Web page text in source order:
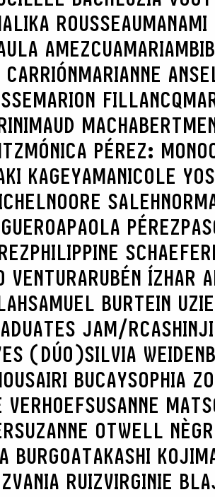
ROUSSEAUMANAMI
AMEZCUA
MARIANNE
MARION FILLANCQ
MAUD MACHABERT
MÓNICA PÉREZ:
KAGEYAMANICOLE
NOORE SALEH
PAOLA PÉREZ
PHILIPPINE SCHAEFER
VENTURARUBÉN ÍZHAR
SAMUEL BURTEIN
JAM/RCA
(DÚO)SILVIA
BUCAYSOPHIA
SUSANNE
SUZANNE OTWELL
BURGOATAKASHI
VANIA RUIZVIRGINIE